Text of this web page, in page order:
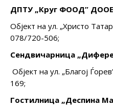
ДПТУ „Круг ФООД”
Објект на ул. „Христо
078/720-506;
Сендвичарница
Објект на ул. „Благој
169;
Гостилница „Деспина